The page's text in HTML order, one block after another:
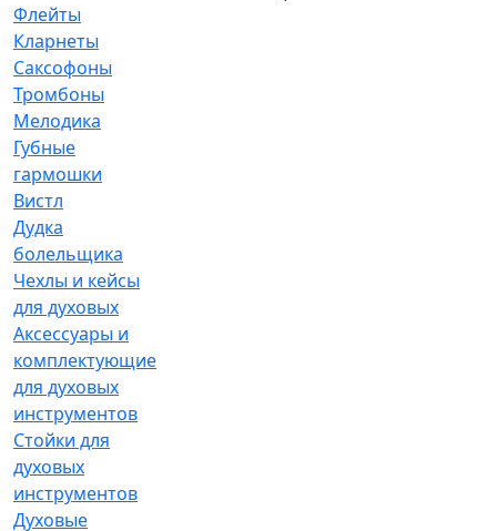
Флейты
Кларнеты
Саксофоны
Тромбоны
Мелодика
Губные
гармошки
Вистл
Дудка
болельщика
Чехлы и кейсы
для духовых
Аксессуары и
комплектующие
для духовых
инструментов
Стойки для
духовых
инструментов
Духовые